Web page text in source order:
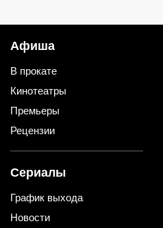
Афиша
В прокате
Кинотеатры
Премьеры
Рецензии
Сериалы
График выхода
Новости